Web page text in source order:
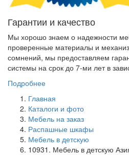
Гарантии и качество
Мы хорошо знаем о надежности
проверенные материалы и
сомнений, мы предоставляем
системы на срок до 7-ми лет в
Подробнее
Главная
Каталоги и фото
Мебель на заказ
Распашные шкафы
Мебель в детскую
10931. Мебель в детскую